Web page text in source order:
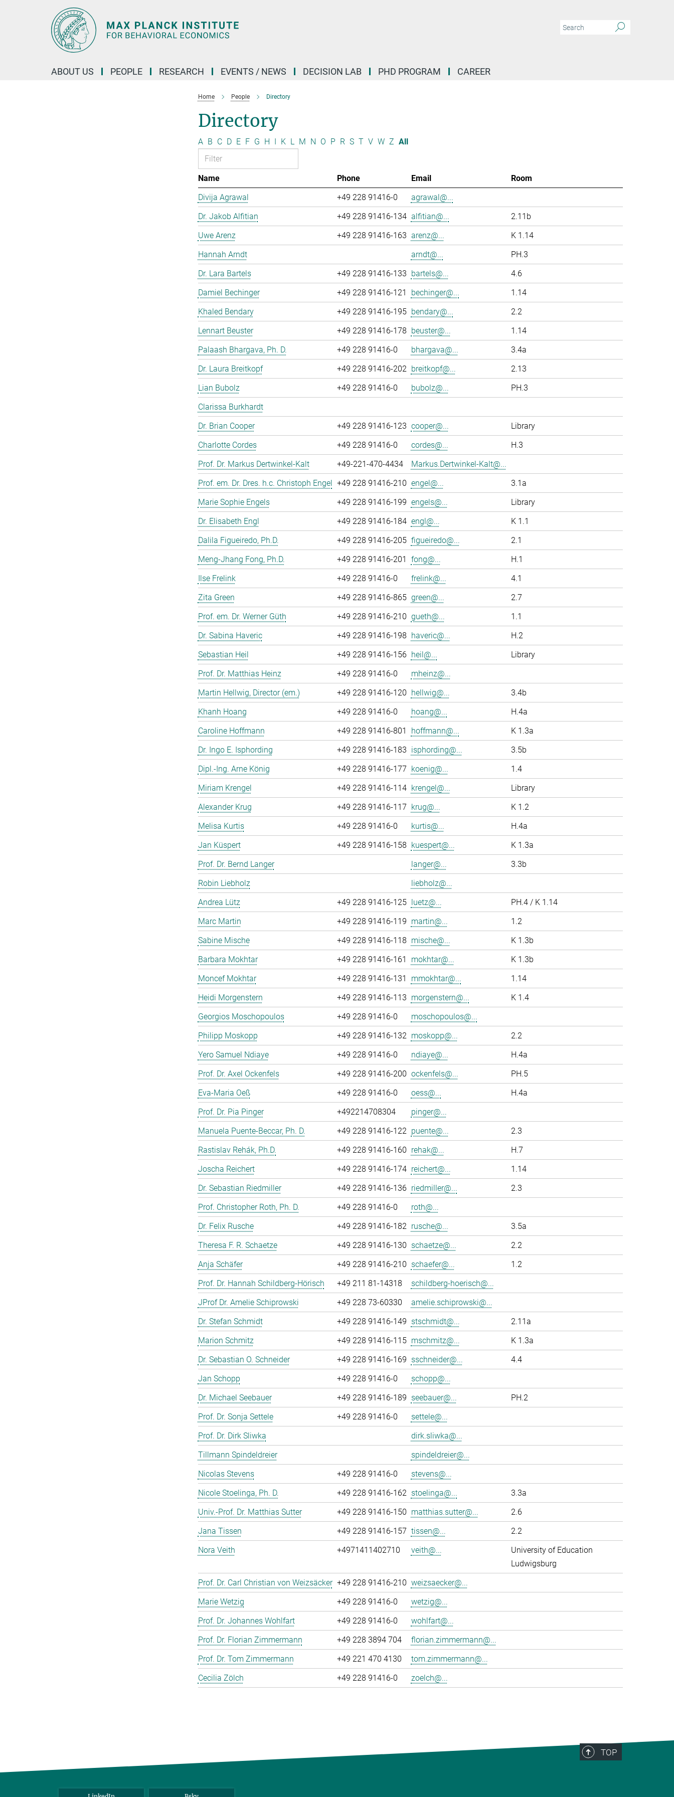
ABOUT US PEOPLE RESEARCH EVENTS / NEWS DECISION LAB PHD PROGRAM CAREER
Home People Directory
Directory
A B C D E F G H I K L M N O P R S T V W Z All
Name Phone Email
Room
Divija Agrawal
+49 228 91416-0
agrawal@...
Dr. Jakob Alfitian
+49 228 91416-134 alfitian@...
2.11b
Uwe Arenz
+49 228 91416-163 arenz@...
K 1.14
Hannah Arndt
arndt@...
PH.3
Dr. Lara Bartels
+49 228 91416-133 bartels@...
4.6
Damiel Bechinger
+49 228 91416-121 bechinger@...
1.14
Khaled Bendary
+49 228 91416-195 bendary@...
2.2
Lennart Beuster
+49 228 91416-178 beuster@...
1.14
Palaash Bhargava, Ph. D.
+49 228 91416-0 bhargava@...
3.4a
Dr. Laura Breitkopf
+49 228 91416-202 breitkopf@...
2.13
Lian Bubolz
+49 228 91416-0 bubolz@...
PH.3
Clarissa Burkhardt
Dr. Brian Cooper
+49 228 91416-123 cooper@...
Library
Charlotte Cordes
+49 228 91416-0 cordes@...
H.3
Prof. Dr. Markus Dertwinkel-Kalt
+49-221-470-4434
Markus.Dertwinkel-Kalt@...
Prof. em. Dr. Dres. h.c. Christoph Engel +49 228 91416-210 engel@...
3.1a
Marie Sophie Engels
+49 228 91416-199 engels@...
Library
Dr. Elisabeth Engl
+49 228 91416-184 engl@...
K 1.1
Dalila Figueiredo, Ph.D.
+49 228 91416-205 figueiredo@...
2.1
Meng-Jhang Fong, Ph.D.
+49 228 91416-201 fong@...
H.1
Ilse Frelink
+49 228 91416-0 frelink@...
4.1
Zita Green
+49 228 91416-865 green@...
2.7
Prof. em. Dr. Werner Güth
+49 228 91416-210 gueth@...
1.1
Dr. Sabina Haveric
+49 228 91416-198 haveric@...
H.2
Sebastian Heil
+49 228 91416-156 heil@...
Library
Prof. Dr. Matthias Heinz
+49 228 91416-0
mheinz@...
Martin Hellwig, Director (em.)
+49 228 91416-120 hellwig@...
3.4b
Khanh Hoang
+49 228 91416-0 hoang@...
H.4a
Caroline Hoffmann
+49 228 91416-801 hoffmann@...
K 1.3a
Dr. Ingo E. Isphording
+49 228 91416-183 isphording@...
3.5b
Dipl.-Ing. Arne König
+49 228 91416-177 koenig@...
1.4
Miriam Krengel
+49 228 91416-114 krengel@...
Library
Alexander Krug
+49 228 91416-117 krug@...
K 1.2
Melisa Kurtis
+49 228 91416-0 kurtis@...
H.4a
Jan Küspert
+49 228 91416-158 kuespert@...
K 1.3a
Prof. Dr. Bernd Langer
langer@...
3.3b
Robin Liebholz
liebholz@...
Andrea Lütz
+49 228 91416-125 luetz@...
PH.4 / K 1.14
Marc Martin
+49 228 91416-119 martin@...
1.2
Sabine Mische
+49 228 91416-118 mische@...
K 1.3b
Barbara Mokhtar
+49 228 91416-161 mokhtar@...
K 1.3b
Moncef Mokhtar
+49 228 91416-131 mmokhtar@...
1.14
Heidi Morgenstern
+49 228 91416-113 morgenstern@...
K 1.4
Georgios Moschopoulos
+49 228 91416-0
moschopoulos@...
Philipp Moskopp
+49 228 91416-132 moskopp@...
2.2
Yero Samuel Ndiaye
+49 228 91416-0 ndiaye@...
H.4a
Prof. Dr. Axel Ockenfels
+49 228 91416-200 ockenfels@...
PH.5
Eva-Maria Oeß
+49 228 91416-0 oess@...
H.4a
Prof. Dr. Pia Pinger
+492214708304
pinger@...
Manuela Puente-Beccar, Ph. D.
+49 228 91416-122 puente@...
2.3
Rastislav Rehák, Ph.D.
+49 228 91416-160 rehak@...
H.7
Joscha Reichert
+49 228 91416-174 reichert@...
1.14
Dr. Sebastian Riedmiller
+49 228 91416-136 riedmiller@...
2.3
Prof. Christopher Roth, Ph. D.
+49 228 91416-0
roth@...
Dr. Felix Rusche
+49 228 91416-182 rusche@...
3.5a
Theresa F. R. Schaetze
+49 228 91416-130 schaetze@...
2.2
Anja Schäfer
+49 228 91416-210 schaefer@...
1.2
Prof. Dr. Hannah Schildberg-Hörisch
+49 211 81-14318
schildberg-hoerisch@...
JProf Dr. Amelie Schiprowski
+49 228 73-60330
amelie.schiprowski@...
Dr. Stefan Schmidt
+49 228 91416-149 stschmidt@...
2.11a
Marion Schmitz
+49 228 91416-115 mschmitz@...
K 1.3a
Dr. Sebastian O. Schneider
+49 228 91416-169 sschneider@...
4.4
Jan Schopp
+49 228 91416-0
schopp@...
Dr. Michael Seebauer
+49 228 91416-189 seebauer@...
PH.2
Prof. Dr. Sonja Settele
+49 228 91416-0
settele@...
Prof. Dr. Dirk Sliwka
dirk.sliwka@...
Tillmann Spindeldreier
spindeldreier@...
Nicolas Stevens
+49 228 91416-0
stevens@...
Nicole Stoelinga, Ph. D.
+49 228 91416-162 stoelinga@...
3.3a
Univ.-Prof. Dr. Matthias Sutter
+49 228 91416-150 matthias.sutter@...
2.6
Jana Tissen
+49 228 91416-157 tissen@...
2.2
Nora Veith
+4971411402710 veith@...
University of Education
Ludwigsburg
Prof. Dr. Carl Christian von Weizsäcker +49 228 91416-210 weizsaecker@...
Marie Wetzig
+49 228 91416-0
wetzig@...
Prof. Dr. Johannes Wohlfart
+49 228 91416-0
wohlfart@...
Prof. Dr. Florian Zimmermann
+49 228 3894 704
florian.zimmermann@...
Prof. Dr. Tom Zimmermann
+49 221 470 4130
tom.zimmermann@...
Cecilia Zölch
+49 228 91416-0 zoelch@...
TOP